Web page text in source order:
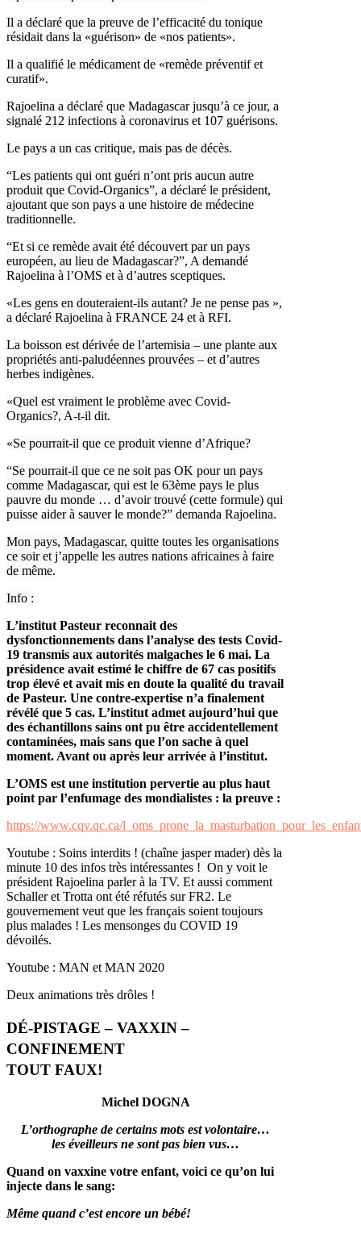
Il a déclaré que la preuve de l’efficacité du tonique
résidait dans la «guérison» de «nos patients».
Il a qualifié le médicament de «remède préventif et
curatif».
Rajoelina a déclaré que Madagascar jusqu’à ce jour, a
signalé 212 infections à coronavirus et 107 guérisons.
Le pays a un cas critique, mais pas de décès.
“Les patients qui ont guéri n’ont pris aucun autre
produit que Covid-Organics”, a déclaré le président,
ajoutant que son pays a une histoire de médecine
traditionnelle.
“Et si ce remède avait été découvert par un pays
européen, au lieu de Madagascar?”, A demandé
Rajoelina à l’OMS et à d’autres sceptiques.
«Les gens en douteraient-ils autant? Je ne pense pas »,
a déclaré Rajoelina à FRANCE 24 et à RFI.
La boisson est dérivée de l’artemisia – une plante aux
propriétés anti-paludéennes prouvées – et d’autres
herbes indigènes.
«Quel est vraiment le problème avec Covid-
Organics?, A-t-il dit.
«Se pourrait-il que ce produit vienne d’Afrique?
“Se pourrait-il que ce ne soit pas OK pour un pays
comme Madagascar, qui est le 63ème pays le plus
pauvre du monde … d’avoir trouvé (cette formule) qui
puisse aider à sauver le monde?” demanda Rajoelina.
Mon pays, Madagascar, quitte toutes les organisations
ce soir et j’appelle les autres nations africaines à faire
de même.
Info :
L’institut Pasteur reconnait des
dysfonctionnements dans l’analyse des tests Covid-
19 transmis aux autorités malgaches le 6 mai. La
présidence avait estimé le chiffre de 67 cas positifs
trop élevé et avait mis en doute la qualité du travail
de Pasteur. Une contre-expertise n’a finalement
révélé que 5 cas. L’institut admet aujourd’hui que
des échantillons sains ont pu être accidentellement
contaminées, mais sans que l’on sache à quel
moment. Avant ou après leur arrivée à l’institut.
L’OMS est une institution pervertie au plus haut
point par l’enfumage des mondialistes : la preuve :
https://www.cqv.qc.ca/
Youtube : Soins interdits ! (chaîne jasper mader) dès la
minute 10 des infos très intéressantes ! On y voit le
président Rajoelina parler à la TV. Et aussi comment
Schaller et Trotta ont été réfutés sur FR2. Le
gouvernement veut que les français soient toujours
plus malades ! Les mensonges du COVID 19
dévoilés.
Youtube : MAN et MAN 2020
Deux animations très drôles !
DÉ-PISTAGE – VAXXIN –
CONFINEMENT
TOUT FAUX!
Michel DOGNA
L’orthographe de certains mots est volontaire…
les éveilleurs ne sont pas bien vus…
Quand on vaxxine votre enfant, voici ce qu’on lui
injecte dans le sang:
Même quand c’est encore un bébé!